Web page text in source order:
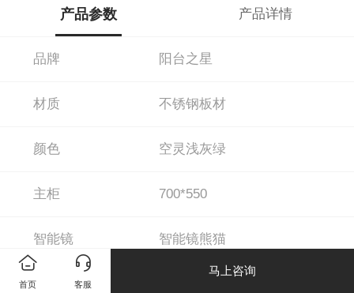
产品参数 产品详情
品牌 阳台之星
材质 不锈钢板材
颜色 空灵浅灰绿
主柜 700*550
智能镜 智能镜熊猫
台面
首页 客服
马上咨询